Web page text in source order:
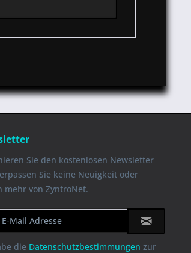
Sie den kostenlosen Newsletter
Sie keine Neuigkeit oder
mehr von ZyntroNet.
die Datenschutzbestimmungen zur